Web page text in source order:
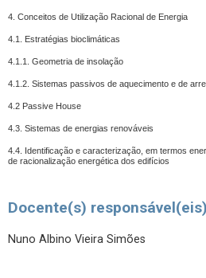
4. Conceitos de Utilização Racional de Energia
4.1. Estratégias bioclimáticas
4.1.1. Geometria de insolação
4.1.2. Sistemas passivos de aquecimento e de
4.2 Passive House
4.3. Sistemas de energias renováveis
4.4. Identificação e caracterização, em termos
de racionalização energética dos edifícios
Docente(s) responsável(eis)
Nuno Albino Vieira Simões